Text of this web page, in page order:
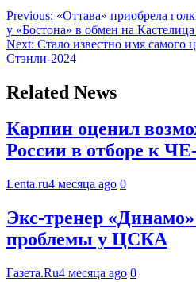
Previous: «Оттава» приобрела
у «Бостона» в обмен на
Next: Стало известно имя самого
Стэнли-2024
Related News
Карпин оценил
России в отборе к
Lenta.ru4 месяца ago 0
Экс-тренер
проблемы у ЦСКА
Газета.Ru4 месяца ago 0